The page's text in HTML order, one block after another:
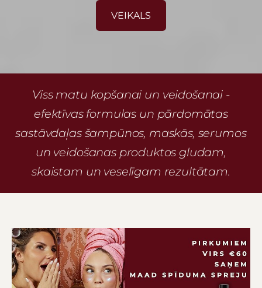
​VEIKALS​
Viss matu kopšanai un veidošanai -
efektīvas formulas un pārdomātas
sastāvdaļas šampūnos, maskās, serumos
un veidošanas produktos gludam,
skaistam un veselīgam rezultātam.